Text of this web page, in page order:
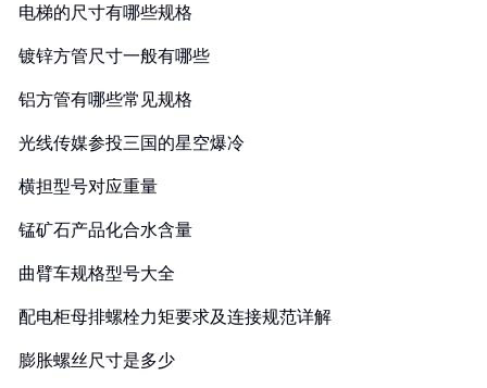
电梯的尺寸有哪些规格
镀锌方管尺寸一般有哪些
铝方管有哪些常见规格
光线传媒参投三国的星空爆冷
横担型号对应重量
锰矿石产品化合水含量
曲臂车规格型号大全
配电柜母排螺栓力矩要求及连接规范详解
膨胀螺丝尺寸是多少